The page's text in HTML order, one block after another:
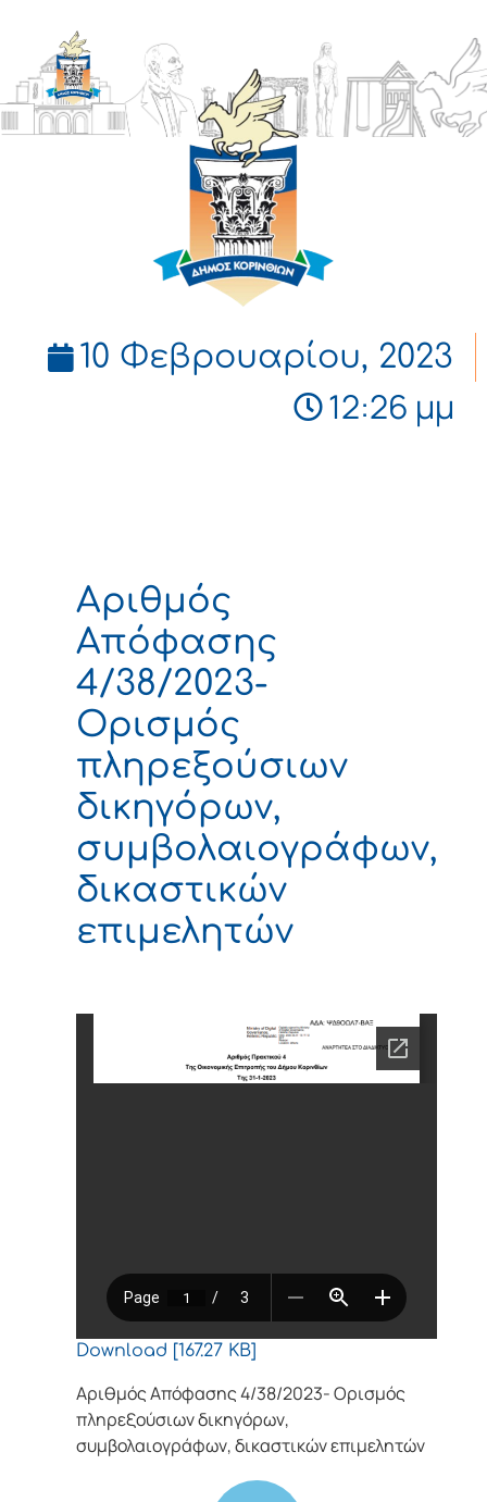
ΔΗΜΟΣ
ΚΟΡΙΝΘΙΩΝ
10 Φεβρουαρίου, 2023
12:26 μμ
Αριθμός
Απόφασης
4/38/2023-
Ορισμός
πληρεξούσιων
δικηγόρων,
συμβολαιογράφων,
δικαστικών
επιμελητών
Download [167.27 KB]
Αριθμός Απόφασης 4/38/2023- Ορισμός
πληρεξούσιων δικηγόρων,
συμβολαιογράφων, δικαστικών επιμελητών